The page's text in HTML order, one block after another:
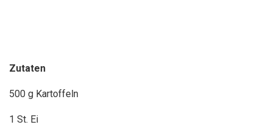
Zutaten
500 g Kartoffeln
1 St. Ei